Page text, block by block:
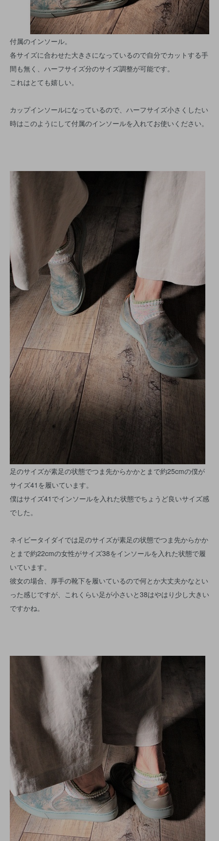
付属のインソール。
各サイズに合わせた大きさになっているので自分でカットする手
間も無く、ハーフサイズ分のサイズ調整が可能です。
これはとても嬉しい。
カップインソールになっているので、ハーフサイズ小さくしたい
時はこのようにして付属のインソールを入れてお使いください。
足のサイズが素足の状態でつま先からかかとまで約25cmの僕が
サイズ41を履いています。
僕はサイズ41でインソールを入れた状態でちょうど良いサイズ感
でした。
ネイビータイダイでは足のサイズが素足の状態でつま先からかか
とまで約22cmの女性がサイズ38をインソールを入れた状態で履
いています。
彼女の場合、厚手の靴下を履いているので何とか大丈夫かなとい
った感じですが、これくらい足が小さいと38はやはり少し大きい
ですかね。